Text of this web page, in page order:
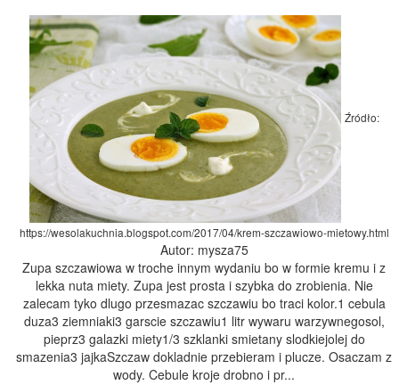
Źródło:
https://wesolakuchnia.blogspot.com/2017/04/krem-szczawiowo-mietowy.html
Autor: mysza75
Zupa szczawiowa w troche innym wydaniu bo w formie kremu i z
lekka nuta miety. Zupa jest prosta i szybka do zrobienia. Nie
zalecam tyko dlugo przesmazac szczawiu bo traci kolor.1 cebula
duza3 ziemniaki3 garscie szczawiu1 litr wywaru warzywnegosol,
pieprz3 galazki miety1/3 szklanki smietany slodkiejolej do
smazenia3 jajkaSzczaw dokladnie przebieram i plucze. Osaczam z
wody. Cebule kroje drobno i pr...